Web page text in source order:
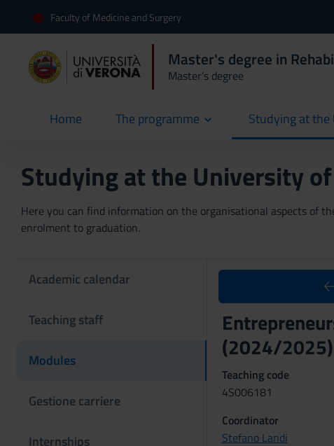
Faculty of Medicine and Surgery
Master's degree in
Master’s degree
Home
current The programme Studying at
Studying at the University
Here you can find information on the organisational aspects of
enrolment to graduation.
Academic calendar
Teaching staff
Modules
Gestione carriere
Internships
(2024/2025)
Teaching code
4S006181
Coordinator
Stefano Landi